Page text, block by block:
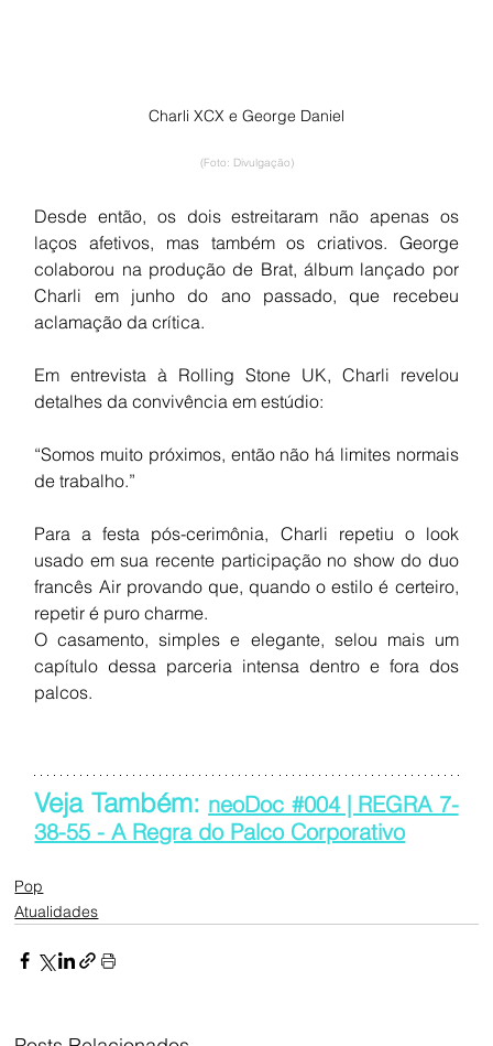
Charli XCX e George Daniel
(Foto: Divulgação)
Desde então, os dois estreitaram não apenas os
laços afetivos, mas também os criativos. George
colaborou na produção de Brat, álbum lançado por
Charli em junho do ano passado, que recebeu
aclamação da crítica.
Em entrevista à Rolling Stone UK, Charli revelou
detalhes da convivência em estúdio:
“Somos muito próximos, então não há limites normais
de trabalho.”
Para a festa pós-cerimônia, Charli repetiu o look
usado em sua recente participação no show do duo
francês Air provando que, quando o estilo é certeiro,
repetir é puro charme.
O casamento, simples e elegante, selou mais um
capítulo dessa parceria intensa dentro e fora dos
palcos.
Veja Também: neoDoc #004 | REGRA 7-
38-55 - A Regra do Palco Corporativo
Pop
Atualidades